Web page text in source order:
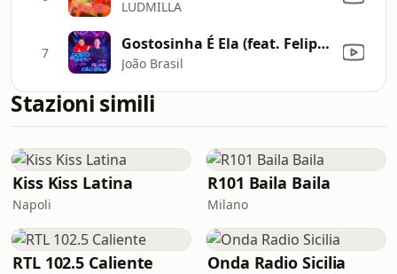
LUDMILLA
7 Gostosinha É Ela (feat. Felipe Amorim) [Remix]
João Brasil
Stazioni simili
Kiss Kiss Latina
Napoli
R101 Baila Baila
Milano
RTL 102.5 Caliente Onda Radio Sicilia